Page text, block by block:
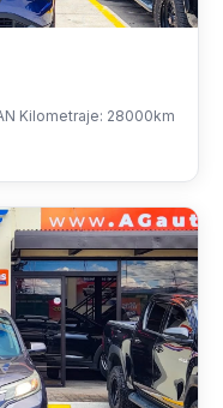
Kilometraje: 28000km